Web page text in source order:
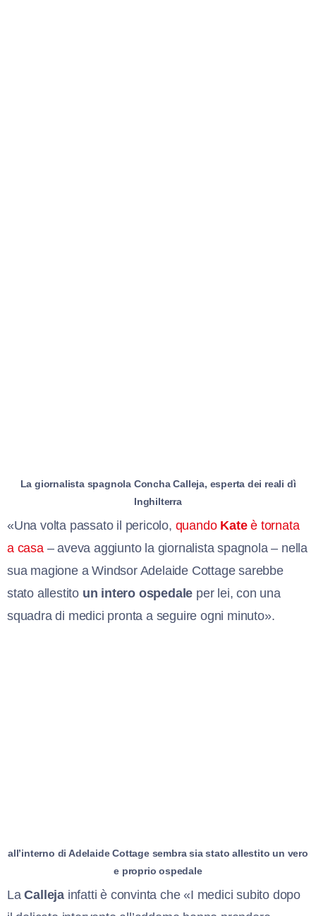
La giornalista spagnola Concha Calleja, esperta dei reali dì
Inghilterra
«Una volta passato il pericolo, quando Kateè tornata
a casa– aveva aggiunto la giornalista spagnola – nella
sua magione a Windsor Adelaide Cottage sarebbe
stato allestito un intero ospedale per lei, con una
squadra di medici pronta a seguire ogni minuto».
all’interno di Adelaide Cottage sembra sia stato allestito un vero
e proprio ospedale
LaCalleja infatti è convinta che «I medici subito dopo